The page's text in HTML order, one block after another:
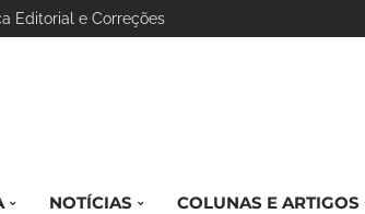
Editorial e Correções
NOTÍCIAS COLUNAS E ARTIGOS